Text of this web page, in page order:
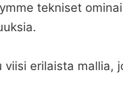
tekniset
erilaista mallia,